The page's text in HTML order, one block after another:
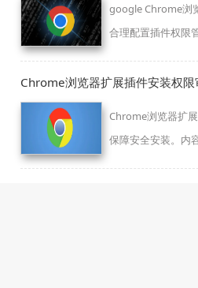
google Chrome浏
合理配置插件权限
Chrome浏览器扩展插件安装权
Chrome浏览器扩
保障安全安装。内